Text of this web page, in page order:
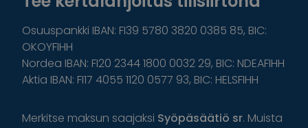
Osuuspankki IBAN: FI39 5780 3820 0385 85, BIC:
OKOYFIHH
Nordea IBAN: FI20 2344 1800 0032 29, BIC: NDEAFIHH
Aktia IBAN: FI17 4055 1120 0577 93, BIC: HELSFIHH
Merkitse maksun saajaksi Syöpäsäätiö sr. Muista